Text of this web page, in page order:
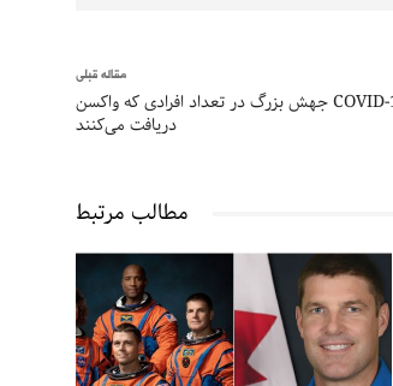
مقاله قبلی
جهش بزرگ در تعداد افرادی که واکسن COVID-19 را در اولین زمان ممکن
دریافت می‌کنند
مطالب مرتبط